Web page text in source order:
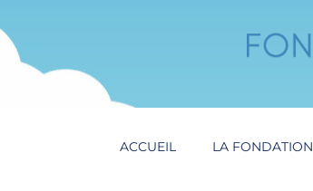
ACCUEIL LA FONDATION